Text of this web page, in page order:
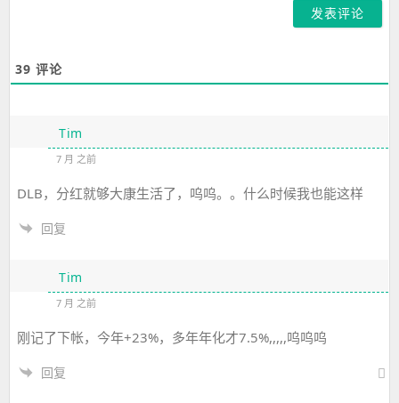
39 评论
Tim
7 月 之前
DLB，分红就够大康生活了，呜呜。。什么时候我也能这样
回复
Tim
7 月 之前
刚记了下帐，今年+23%，多年年化才7.5%,,,,,呜呜呜
回复